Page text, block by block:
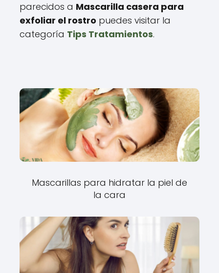
parecidos a Mascarilla casera para
exfoliar el rostro puedes visitar la
categoría Tips Tratamientos.
Mascarillas para hidratar la piel de
la cara